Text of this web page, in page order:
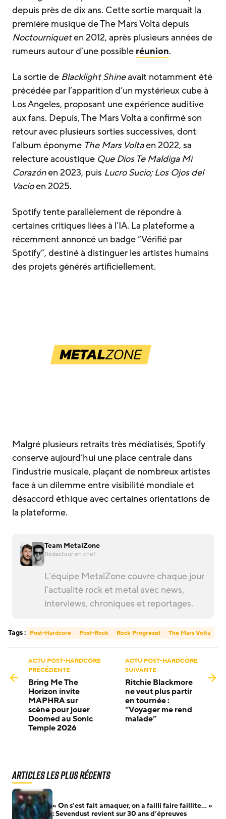
depuis près de dix ans. Cette sortie marquait la
première musique de The Mars Volta depuis
Noctourniqueten 2012, après plusieurs années de
rumeurs autour d’une possible réunion.
La sortie de Blacklight Shineavait notamment été
précédée par l’apparition d’un mystérieux cube à
Los Angeles, proposant une expérience auditive
aux fans. Depuis, The Mars Volta a confirmé son
retour avec plusieurs sorties successives, dont
l’album éponyme The Mars Voltaen 2022, sa
relecture acoustique Que Dios Te Maldiga Mi
Corazónen 2023, puis Lucro Sucio; Los Ojos del
Vacíoen 2025.
Spotify tente parallèlement de répondre à
certaines critiques liées à l’IA. La plateforme a
récemment annoncé un badge “Vérifié par
Spotify”, destiné à distinguer les artistes humains
des projets générés artificiellement.
Malgré plusieurs retraits très médiatisés, Spotify
conserve aujourd’hui une place centrale dans
l’industrie musicale, plaçant de nombreux artistes
face à un dilemme entre visibilité mondiale et
désaccord éthique avec certaines orientations de
la plateforme.
Team MetalZone
Rédacteur en chef
L’équipe MetalZone couvre chaque jour
l’actualité rock et metal avec news,
interviews, chroniques et reportages.
Tags : Post-Hardcore Post-Rock Rock Progressif The Mars Volta
ACTU POST-HARDCORE
PRÉCÉDENTE
Bring Me The
Horizon invite
MAPHRA sur
scène pour jouer
Doomed au Sonic
Temple 2026
ACTU POST-HARDCORE
SUIVANTE
Ritchie Blackmore
ne veut plus partir
en tournée :
“Voyager me rend
malade”
Articles les plus récents
« On s’est fait arnaquer, on a failli faire faillite… »
: Sevendust revient sur 30 ans d’épreuves